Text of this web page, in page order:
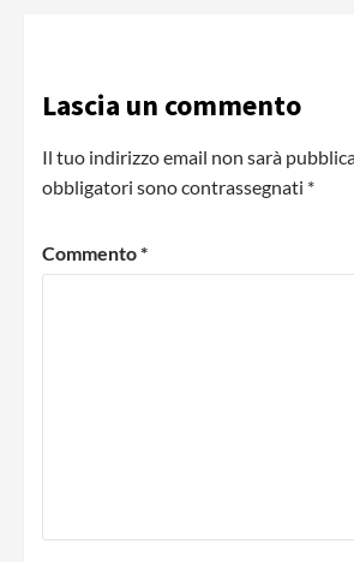
Lascia un commento
Il tuo indirizzo email non sarà
obbligatori sono contrassegnati *
Commento*